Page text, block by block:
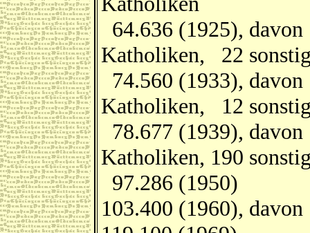
64.636 (1925),
Katholiken, 22
74.560 (1933),
Katholiken, 12
78.677 (1939),
Katholiken, 190
97.286 (1950)
103.400 (1960),